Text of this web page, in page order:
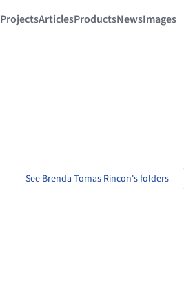
ProjectsArticlesProductsNewsImages
See Brenda Tomas Rincon's folders